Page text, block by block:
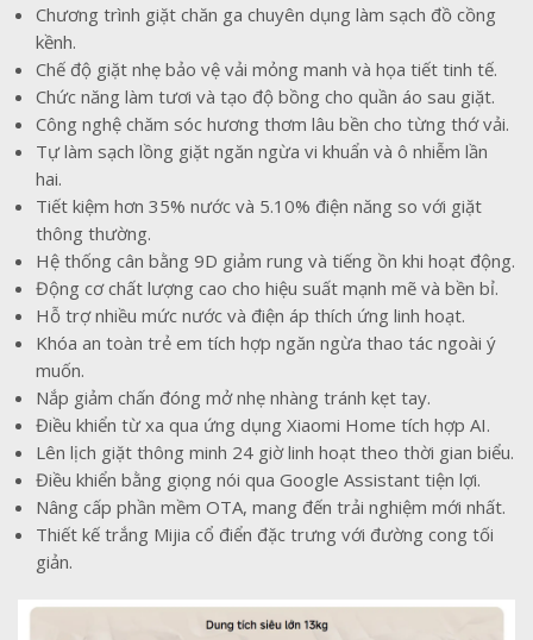
Chương trình giặt chăn ga chuyên dụng làm sạch đồ cồng
kềnh.
Chế độ giặt nhẹ bảo vệ vải mỏng manh và họa tiết tinh tế.
Chức năng làm tươi và tạo độ bồng cho quần áo sau giặt.
Công nghệ chăm sóc hương thơm lâu bền cho từng thớ vải.
Tự làm sạch lồng giặt ngăn ngừa vi khuẩn và ô nhiễm lần
hai.
Tiết kiệm hơn 35% nước và 5.10% điện năng so với giặt
thông thường.
Hệ thống cân bằng 9D giảm rung và tiếng ồn khi hoạt động.
Động cơ chất lượng cao cho hiệu suất mạnh mẽ và bền bỉ.
Hỗ trợ nhiều mức nước và điện áp thích ứng linh hoạt.
Khóa an toàn trẻ em tích hợp ngăn ngừa thao tác ngoài ý
muốn.
Nắp giảm chấn đóng mở nhẹ nhàng tránh kẹt tay.
Điều khiển từ xa qua ứng dụng Xiaomi Home tích hợp AI.
Lên lịch giặt thông minh 24 giờ linh hoạt theo thời gian biểu.
Điều khiển bằng giọng nói qua Google Assistant tiện lợi.
Nâng cấp phần mềm OTA, mang đến trải nghiệm mới nhất.
Thiết kế trắng Mijia cổ điển đặc trưng với đường cong tối
giản.